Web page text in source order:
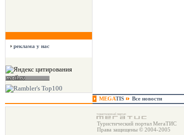
реклама у нас
MEGATIS Все новости
Туристический портал МегаТИС
Права защищены © 2004-2005